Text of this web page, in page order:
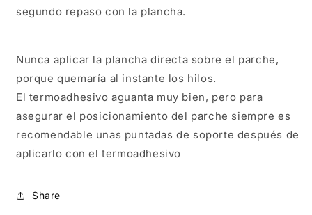
segundo repaso con la plancha.
Nunca aplicar la plancha directa sobre el parche,
porque quemaría al instante los hilos.
El termoadhesivo aguanta muy bien, pero para
asegurar el posicionamiento del parche siempre es
recomendable unas puntadas de soporte después de
aplicarlo con el termoadhesivo
Share